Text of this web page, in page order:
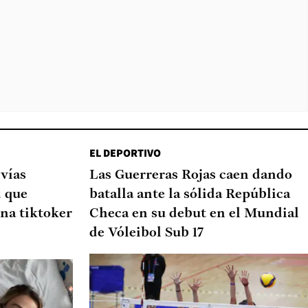
que
tiktoker
EL DEPORTIVO
Las Guerreras Rojas caen dando
batalla ante la sólida República
Checa en su debut en el Mundial
de Vóleibol Sub 17